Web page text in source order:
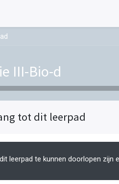
III-Bio-d
tot dit leerpad
leerpad te kunnen doorlopen zijn